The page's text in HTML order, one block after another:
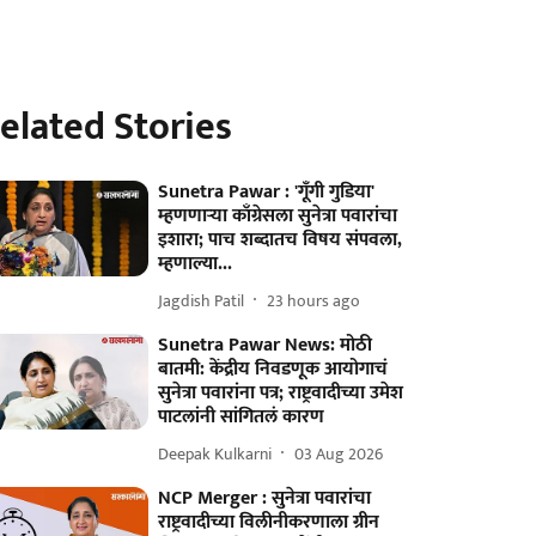
Stories
Sunetra Pawar : 'गूँगी गुडिया'
म्हणणाऱ्या काँग्रेसला सुनेत्रा पवारांचा
इशारा; पाच शब्दातच विषय संपवला,
म्हणाल्या...
Jagdish Patil 23 hours ago
Sunetra Pawar News: मोठी
बातमी: केंद्रीय निवडणूक आयोगाचं
सुनेत्रा पवारांना पत्र; राष्ट्रवादीच्या उमेश
पाटलांनी सांगितलं कारण
Deepak Kulkarni 03 Aug 2026
NCP Merger : सुनेत्रा पवारांचा
राष्ट्रवादीच्या विलीनीकरणाला ग्रीन